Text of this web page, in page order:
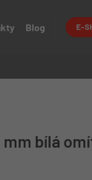
Blog E-
mm bílá